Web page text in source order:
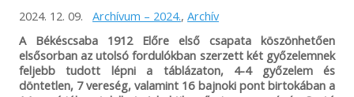
2024. 12. 09. Archívum – 2024., Archív
A Békéscsaba 1912 Előre első csapata köszönhetően
elsősorban az utolsó fordulókban szerzett két győzelemnek
feljebb tudott lépni a táblázaton, 4-4 győzelem és
döntetlen, 7 vereség, valamint 16 bajnoki pont birtokában a